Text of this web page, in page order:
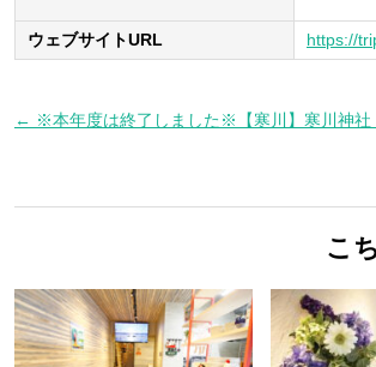
ウェブサイトURL https://
稿
ビ
ゲ
← ※本年度は終了しました※【寒川】寒川神
こ